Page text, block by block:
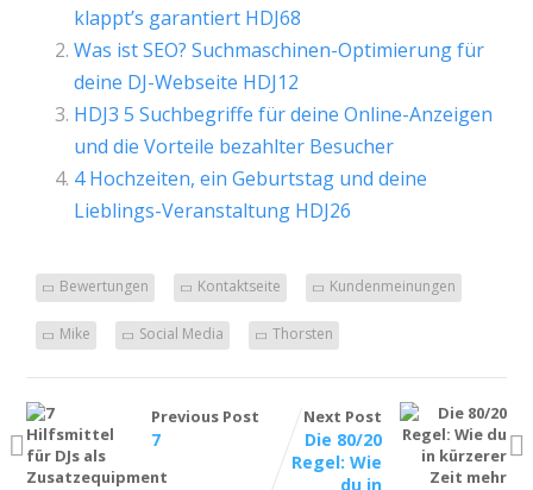
klappt’s garantiert HDJ68
Was ist SEO? Suchmaschinen-Optimierung für
deine DJ-Webseite HDJ12
HDJ3 5 Suchbegriffe für deine Online-Anzeigen
und die Vorteile bezahlter Besucher
4 Hochzeiten, ein Geburtstag und deine
Lieblings-Veranstaltung HDJ26
Bewertungen Kontaktseite Kundenmeinungen
Mike Social Media Thorsten
Previous Post
7
Next Post
Die 80/20
Regel: Wie
du in